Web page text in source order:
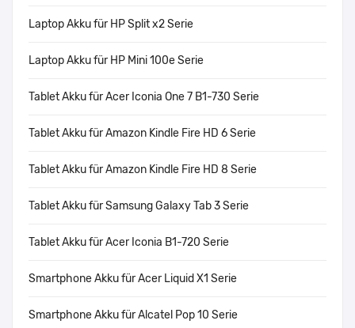
Laptop Akku für HP Split x2 Serie
Laptop Akku für HP Mini 100e Serie
Tablet Akku für Acer Iconia One 7 B1-730 Serie
Tablet Akku für Amazon Kindle Fire HD 6 Serie
Tablet Akku für Amazon Kindle Fire HD 8 Serie
Tablet Akku für Samsung Galaxy Tab 3 Serie
Tablet Akku für Acer Iconia B1-720 Serie
Smartphone Akku für Acer Liquid X1 Serie
Smartphone Akku für Alcatel Pop 10 Serie